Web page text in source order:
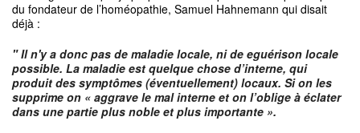
du fondateur de l’homéopathie, Samuel Hahnemann qui disait
déjà :
" Il n'y a donc pas de maladie locale, ni de eguérison locale
possible. La maladie est quelque chose d’interne, qui
produit des symptômes (éventuellement) locaux. Si on les
supprime on « aggrave le mal interne et on l’oblige à éclater
dans une partie plus noble et plus importante ».